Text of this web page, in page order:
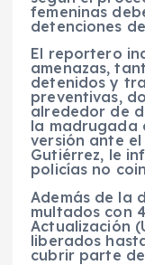
femeninas
detenciones
El reportero
amenazas,
detenidos y
preventivas,
alrededor de
la madrugada
versión ante el
Gutiérrez, le
policías no
Además de la
multados con
Actualización
liberados
cubrir parte